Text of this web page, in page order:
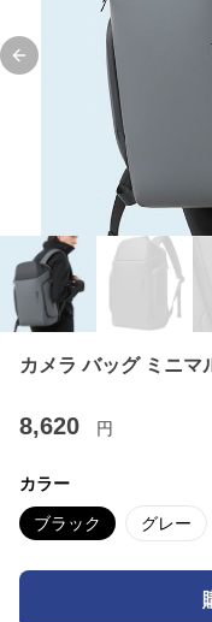
Previous slide
カメラ バッグ ミニマ
8,620 円
カラー
ブラック グレー